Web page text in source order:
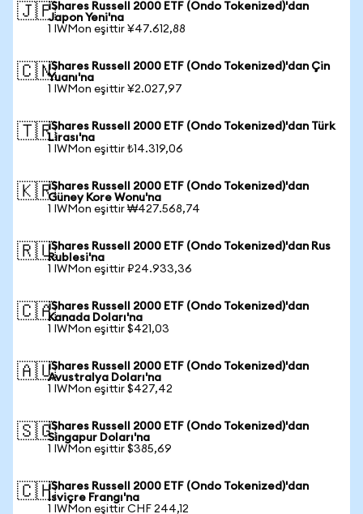
🇯🇵iShares Russell 2000 ETF (Ondo Tokenized)'dan
Japon Yeni'na
1 IWMon eşittir ¥47.612,88
🇨🇳iShares Russell 2000 ETF (Ondo Tokenized)'dan Çin
Yuanı'na
1 IWMon eşittir ¥2.027,97
🇹🇷iShares Russell 2000 ETF (Ondo Tokenized)'dan Türk
Lirası'na
1 IWMon eşittir ₺14.319,06
🇰🇷iShares Russell 2000 ETF (Ondo Tokenized)'dan
Güney Kore Wonu'na
1 IWMon eşittir ₩427.568,74
🇷🇺iShares Russell 2000 ETF (Ondo Tokenized)'dan Rus
Rublesi'na
1 IWMon eşittir ₽24.933,36
🇨🇦iShares Russell 2000 ETF (Ondo Tokenized)'dan
Kanada Doları'na
1 IWMon eşittir $421,03
🇦🇺iShares Russell 2000 ETF (Ondo Tokenized)'dan
Avustralya Doları'na
1 IWMon eşittir $427,42
🇸🇬iShares Russell 2000 ETF (Ondo Tokenized)'dan
Singapur Doları'na
1 IWMon eşittir $385,69
🇨🇭iShares Russell 2000 ETF (Ondo Tokenized)'dan
İsviçre Frangı'na
1 IWMon eşittir CHF 244,12